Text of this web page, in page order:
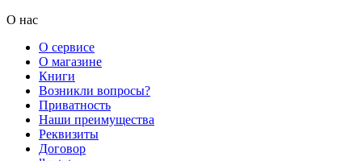
О нас
О сервисе
О магазине
Книги
Возникли вопросы?
Приватность
Наши преимущества
Реквизиты
Договор